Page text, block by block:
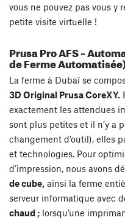
vous ne pouvez pas vous y
petite visite virtuelle !
Prusa Pro AFS –
de Ferme
La ferme à Dubaï se
3D Original Prusa CoreXY.
exactement les attendues
sont plus petites et il n’y a
changement d’outil), elles
et technologies. Pour
d’impression, nous avons
de cube, ainsi la ferme
serveur informatique avec
chaud ; lorsqu’une